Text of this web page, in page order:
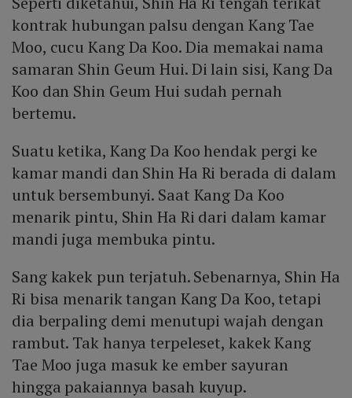
kontrak hubungan palsu dengan Kang Tae
Moo, cucu Kang Da Koo. Dia memakai nama
samaran Shin Geum Hui. Di lain sisi, Kang Da
Koo dan Shin Geum Hui sudah pernah
bertemu.
Suatu ketika, Kang Da Koo hendak pergi ke
kamar mandi dan Shin Ha Ri berada di dalam
untuk bersembunyi. Saat Kang Da Koo
menarik pintu, Shin Ha Ri dari dalam kamar
mandi juga membuka pintu.
Sang kakek pun terjatuh. Sebenarnya, Shin Ha
Ri bisa menarik tangan Kang Da Koo, tetapi
dia berpaling demi menutupi wajah dengan
rambut. Tak hanya terpeleset, kakek Kang
Tae Moo juga masuk ke ember sayuran
hingga pakaiannya basah kuyup.